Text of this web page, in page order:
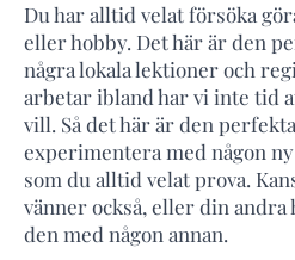
Du har alltid velat försöka
eller hobby. Det här är den
några lokala lektioner och
arbetar ibland har vi inte tid
vill. Så det här är den
experimentera med någon
som du alltid velat prova.
vänner också, eller din andra
den med någon annan.